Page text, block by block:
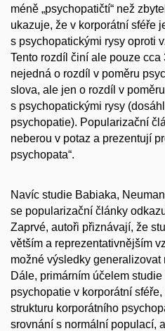
méně „psychopatičtí“ než
ukazuje, že v korporátní sféře
s psychopatickými rysy oproti
Tento rozdíl činí ale pouze
nejedná o rozdíl v poměru
slova, ale jen o rozdíl v
s psychopatickými rysy
psychopatie). Popularizační
neberou v potaz a prezentují
psychopata“.
Navíc studie Babiaka,
se popularizační články
Zaprvé, autoři přiznávají, že
větším a reprezentativnějším
možné výsledky generalizovat
Dále, primárním účelem
psychopatie v korporátní
strukturu korporátního
srovnání s normální populací,